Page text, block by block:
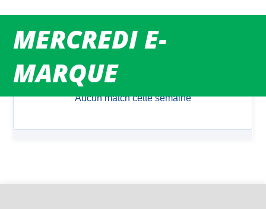
MERCREDI E-
MARQUE
MATCHS DU WEEK-END